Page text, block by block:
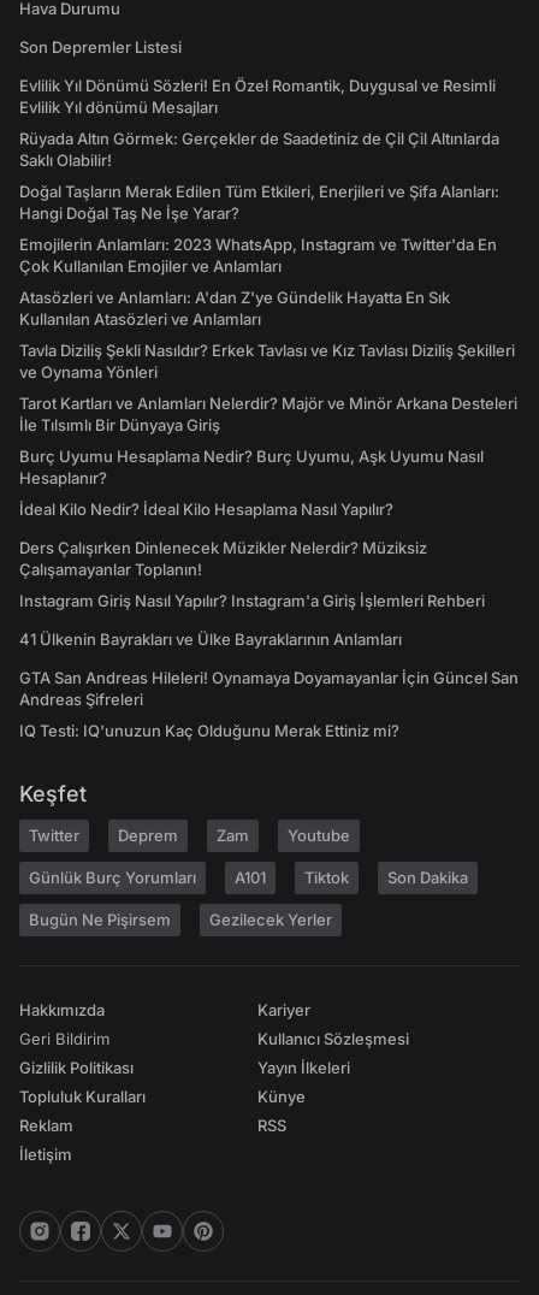
Hava Durumu
Son Depremler Listesi
Evlilik Yıl Dönümü Sözleri! En Özel Romantik, Duygusal ve Resimli
Evlilik Yıl dönümü Mesajları
Rüyada Altın Görmek: Gerçekler de Saadetiniz de Çil Çil Altınlarda
Saklı Olabilir!
Doğal Taşların Merak Edilen Tüm Etkileri, Enerjileri ve Şifa Alanları:
Hangi Doğal Taş Ne İşe Yarar?
Emojilerin Anlamları: 2023 WhatsApp, Instagram ve Twitter'da En
Çok Kullanılan Emojiler ve Anlamları
Atasözleri ve Anlamları: A'dan Z'ye Gündelik Hayatta En Sık
Kullanılan Atasözleri ve Anlamları
Tavla Diziliş Şekli Nasıldır? Erkek Tavlası ve Kız Tavlası Diziliş Şekilleri
ve Oynama Yönleri
Tarot Kartları ve Anlamları Nelerdir? Majör ve Minör Arkana Desteleri
İle Tılsımlı Bir Dünyaya Giriş
Burç Uyumu Hesaplama Nedir? Burç Uyumu, Aşk Uyumu Nasıl
Hesaplanır?
İdeal Kilo Nedir? İdeal Kilo Hesaplama Nasıl Yapılır?
Ders Çalışırken Dinlenecek Müzikler Nelerdir? Müziksiz
Çalışamayanlar Toplanın!
Instagram Giriş Nasıl Yapılır? Instagram'a Giriş İşlemleri Rehberi
41 Ülkenin Bayrakları ve Ülke Bayraklarının Anlamları
GTA San Andreas Hileleri! Oynamaya Doyamayanlar İçin Güncel San
Andreas Şifreleri
IQ Testi: IQ'unuzun Kaç Olduğunu Merak Ettiniz mi?
Keşfet
Twitter Deprem Zam Youtube
Günlük Burç Yorumları A101 Tiktok Son Dakika
Bugün Ne Pişirsem Gezilecek Yerler
Hakkımızda
Geri Bildirim
Gizlilik Politikası
Topluluk Kuralları
Reklam
İletişim
Kariyer
Kullanıcı Sözleşmesi
Yayın İlkeleri
Künye
RSS